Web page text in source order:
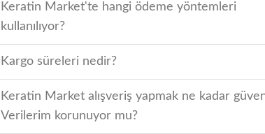
Keratin Market'te hangi ödeme yöntemleri
kullanılıyor?
Kargo süreleri nedir?
Keratin Market alışveriş yapmak ne kadar
Verilerim korunuyor mu?